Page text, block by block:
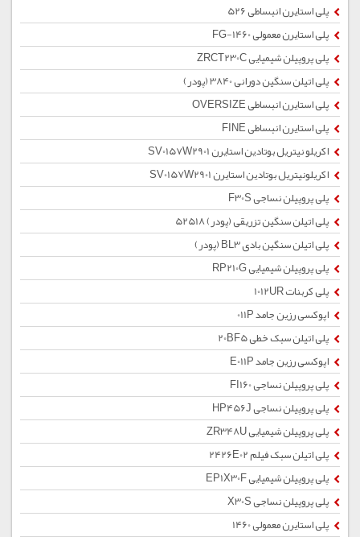
پلی استایرن انبساطی 526
پلی استایرن معمولی 1460-FG
پلی پروپیلن شیمیایی ZRCT230C
پلی اتیلن سنگین دورانی 3840 (پودر)
پلی استایرن انبساطی OVERSIZE
پلی استایرن انبساطی FINE
اکریلو نیتریل بوتادین استایرن SV0157W2901
اکریلونیتریل بوتادین استایرن SV0157W2901
پلی پروپیلن نساجی F30S
پلی اتیلن سنگین تزریقی (پودر) 52518
پلی اتیلن سنگین بادی BL3 (پودر)
پلی پروپیلن شیمیایی RP210G
پلی کربنات 1012UR
اپوکسی رزین جامد 011P
پلی اتیلن سبک خطی 20BF5
اپوکسی رزین جامد E011P
پلی پروپیلن نساجی FI160
پلی پروپیلن نساجی HP456J
پلی پروپیلن شیمیایی ZR348U
پلی اتیلن سبک فیلم 2426E02
پلی پروپیلن شیمیایی EP1X30F
پلی پروپیلن نساجی X30S
پلی استایرن معمولی 1460